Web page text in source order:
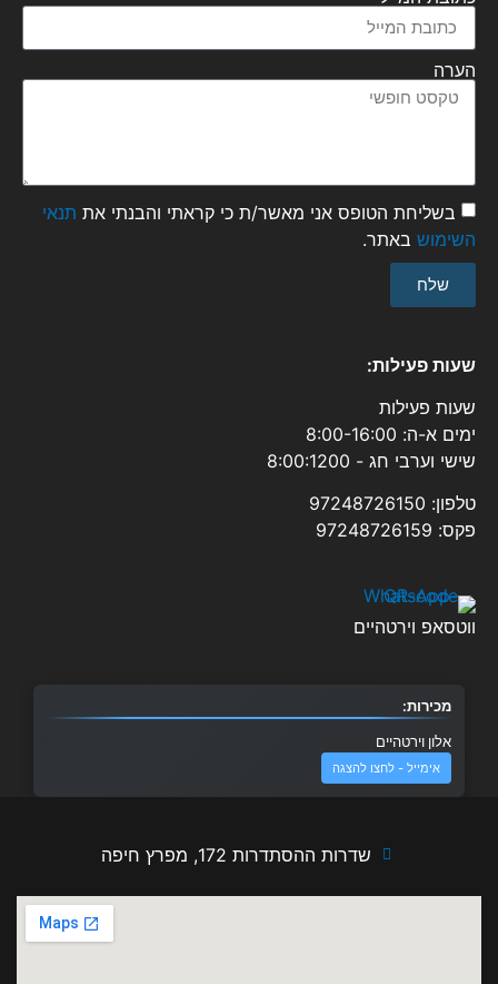
הערה
בשליחת הטופס אני מאשר/ת כי קראתי והבנתי את תנאי
השימוש באתר.
שלח
שעות פעילות:
שעות פעילות
ימים א-ה: 8:00-16:00
שישי וערבי חג - 8:00:1200
טלפון: 97248726150
פקס: 97248726159
ווטסאפ וירטהיים
מכירות:
אלון וירטהיים
אימייל - לחצו להצגה
שדרות ההסתדרות 172, מפרץ חיפה